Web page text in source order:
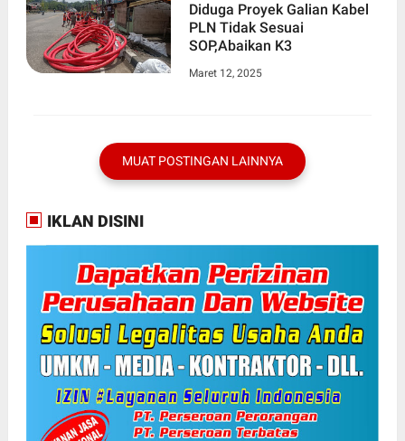
Diduga Proyek Galian Kabel
PLN Tidak Sesuai
SOP,Abaikan K3
Maret 12, 2025
MUAT POSTINGAN LAINNYA
IKLAN DISINI